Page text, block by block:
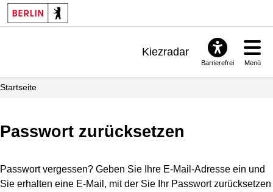
Kiezradar
Barrierefrei Menü
Startseite
Passwort zurücksetzen
Passwort vergessen? Geben Sie Ihre E-Mail-Adresse ein und
Sie erhalten eine E-Mail, mit der Sie Ihr Passwort zurücksetzen